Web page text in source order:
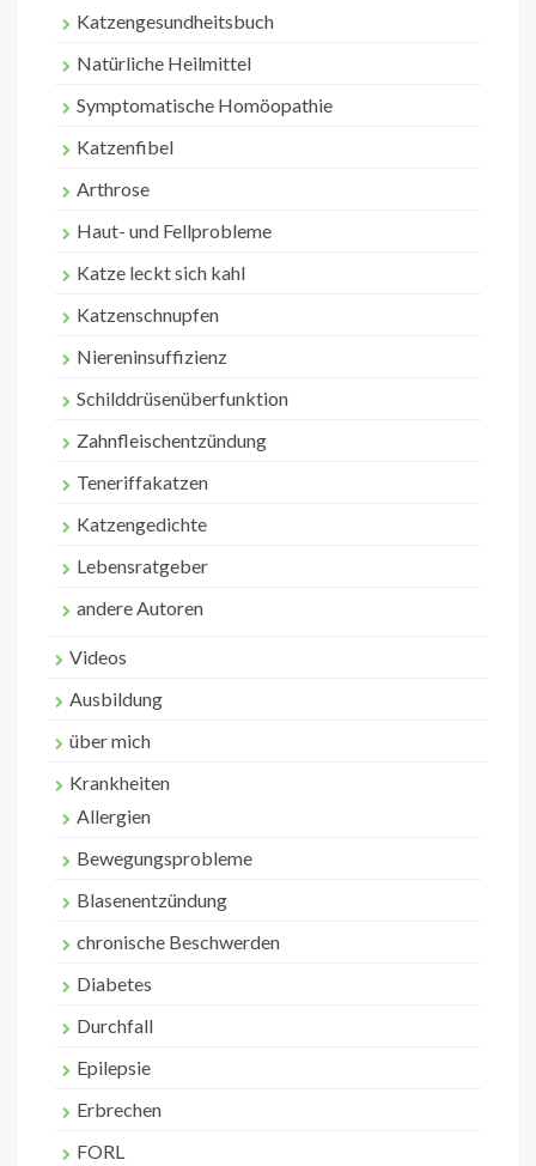
Katzengesundheitsbuch
Natürliche Heilmittel
Symptomatische Homöopathie
Katzenfibel
Arthrose
Haut- und Fellprobleme
Katze leckt sich kahl
Katzenschnupfen
Niereninsuffizienz
Schilddrüsenüberfunktion
Zahnfleischentzündung
Teneriffakatzen
Katzengedichte
Lebensratgeber
andere Autoren
Videos
Ausbildung
über mich
Krankheiten
Allergien
Bewegungsprobleme
Blasenentzündung
chronische Beschwerden
Diabetes
Durchfall
Epilepsie
Erbrechen
FORL